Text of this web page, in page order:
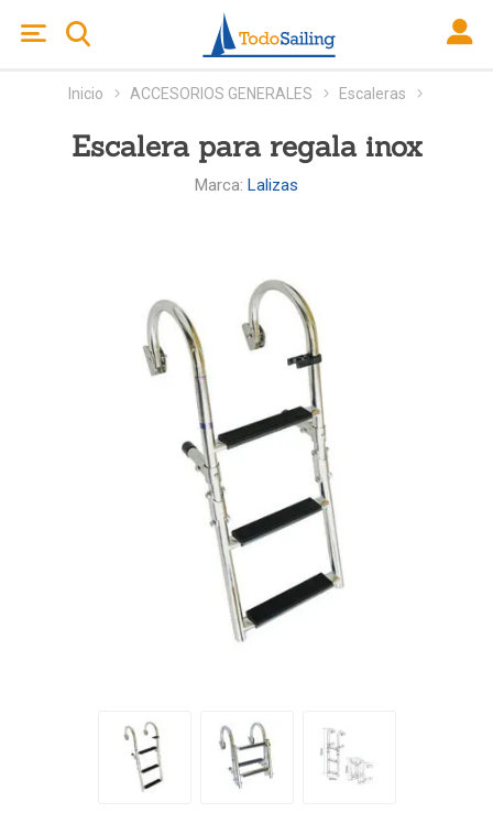
Inicio ACCESORIOS GENERALES Escaleras
Escalera para regala inox
Marca: Lalizas